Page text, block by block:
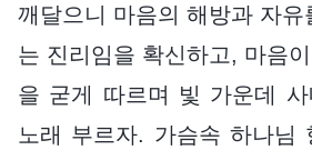
깨달으니 마음의 해방과 자유
는 진리임을 확신하고, 마음
을 굳게 따르며 빛 가운데
노래 부르자. 가슴속 하나님